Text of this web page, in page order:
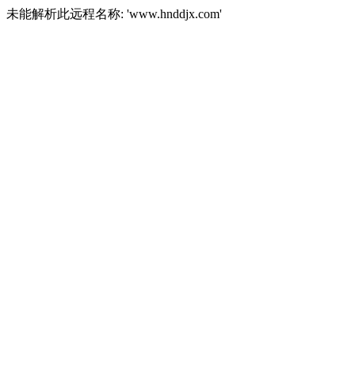
未能解析此远程名称: 'www.hnddjx.com'